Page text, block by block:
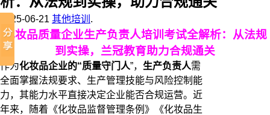
2025-06-21 其他培训 .
化妆品质量企业生产负责人培训考试全解析：从法规
到实操，兰冠教育助力合规通关
作为化妆品企业的“质量守门人”， 生产负责人需
全面掌握法规要求、生产管理技能与风险控制能
力，其能力水平直接决定企业能否合规运营。近
年来，随着《化妆品监督管理条例》《化妆品生